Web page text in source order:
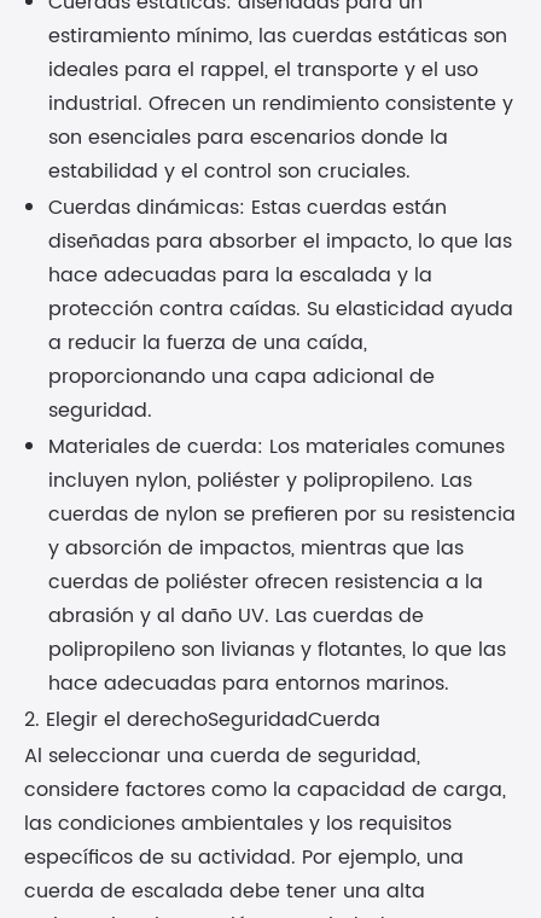
estiramiento mínimo, las cuerdas estáticas son
ideales para el rappel, el transporte y el uso
industrial. Ofrecen un rendimiento consistente y
son esenciales para escenarios donde la
estabilidad y el control son cruciales.
Cuerdas dinámicas: Estas cuerdas están
diseñadas para absorber el impacto, lo que las
hace adecuadas para la escalada y la
protección contra caídas. Su elasticidad ayuda
a reducir la fuerza de una caída,
proporcionando una capa adicional de
seguridad.
Materiales de cuerda: Los materiales comunes
incluyen nylon, poliéster y polipropileno. Las
cuerdas de nylon se prefieren por su resistencia
y absorción de impactos, mientras que las
cuerdas de poliéster ofrecen resistencia a la
abrasión y al daño UV. Las cuerdas de
polipropileno son livianas y flotantes, lo que las
hace adecuadas para entornos marinos.
2. Elegir el derechoSeguridadCuerda
Al seleccionar una cuerda de seguridad,
considere factores como la capacidad de carga,
las condiciones ambientales y los requisitos
específicos de su actividad. Por ejemplo, una
cuerda de escalada debe tener una alta